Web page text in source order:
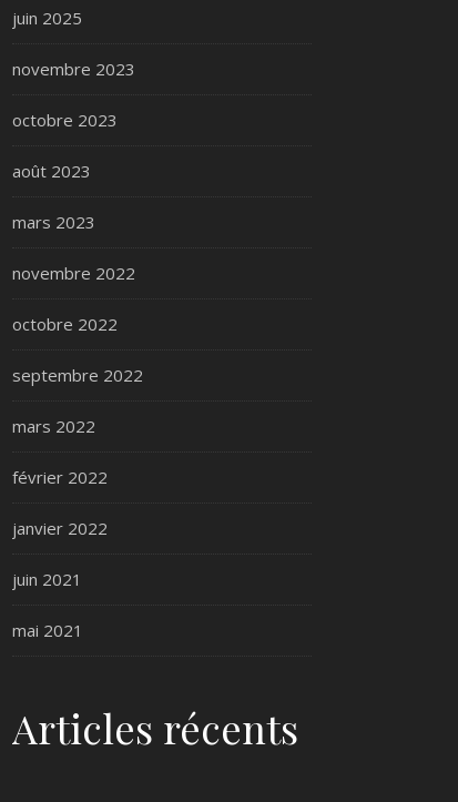
juin 2025
novembre 2023
octobre 2023
août 2023
mars 2023
novembre 2022
octobre 2022
septembre 2022
mars 2022
février 2022
janvier 2022
juin 2021
mai 2021
Articles récents